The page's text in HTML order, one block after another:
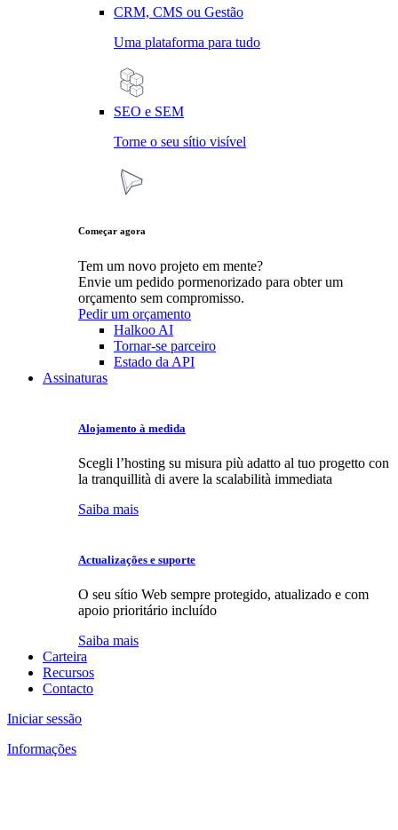
CRM, CMS ou Gestão
Uma plataforma para tudo
SEO e SEM
Torne o seu sítio visível
Começar agora
Tem um novo projeto em mente?
Envie um pedido pormenorizado para obter um
orçamento sem compromisso.
Pedir um orçamento
Halkoo AI
Tornar-se parceiro
Estado da API
Assinaturas
Alojamento à medida
Scegli l’hosting su misura più adatto al tuo progetto con
la tranquillità di avere la scalabilità immediata
Saiba mais
Actualizações e suporte
O seu sítio Web sempre protegido, atualizado e com
apoio prioritário incluído
Saiba mais
Carteira
Recursos
Contacto
Iniciar sessão
Informações